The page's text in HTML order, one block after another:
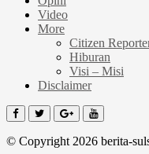
Video
More
Citizen
Hiburan
Visi – Misi
Disclaimer
© Copyright 2026 berita-